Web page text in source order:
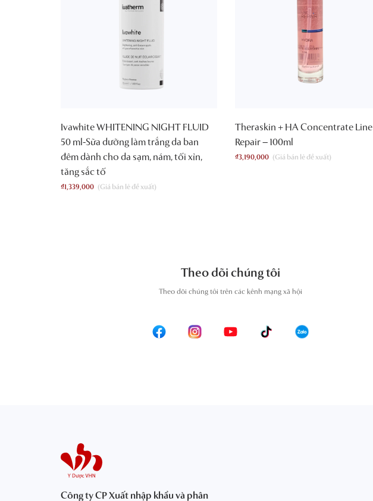
Ivawhite WHITENING NIGHT FLUID
50 ml-Sữa dưỡng làm trắng da ban
đêm dành cho da sạm, nám, tối xỉn,
tăng sắc tố
₫1,339,000
Theraskin + HA Concentrate Line
Repair – 100ml
₫3,190,000
Theo dõi chúng tôi
Theo dõi chúng tôi trên các kênh mạng xã hội
Công ty CP Xuất nhập khẩu và phân